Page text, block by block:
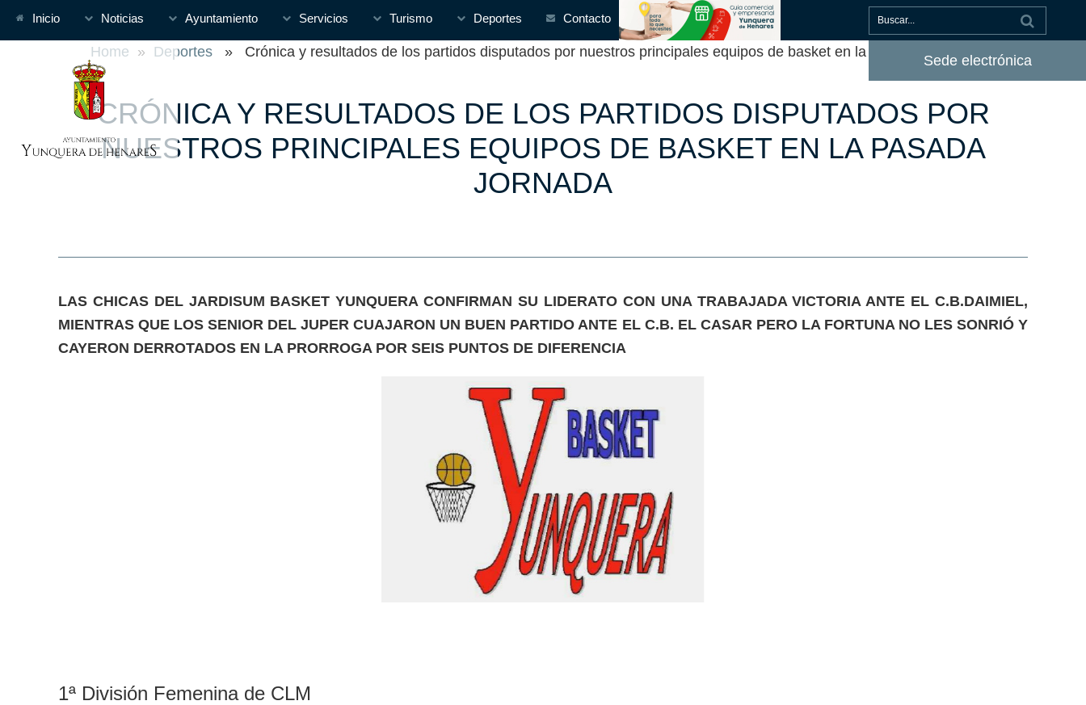
Inicio Noticias Ayuntamiento Servicios Turismo Deportes Contacto
Sede electrónica
Home » Deportes » Crónica y resultados de los partidos disputados por nuestros principales equipos de basket en la pasada jornada
CRÓNICA Y RESULTADOS DE LOS PARTIDOS DISPUTADOS POR
NUESTROS PRINCIPALES EQUIPOS DE BASKET EN LA PASADA
JORNADA
LAS CHICAS DEL JARDISUM BASKET YUNQUERA CONFIRMAN SU LIDERATO CON UNA TRABAJADA VICTORIA ANTE EL C.B.DAIMIEL,
MIENTRAS QUE LOS SENIOR DEL JUPER CUAJARON UN BUEN PARTIDO ANTE EL C.B. EL CASAR PERO LA FORTUNA NO LES SONRIÓ Y
CAYERON DERROTADOS EN LA PRORROGA POR SEIS PUNTOS DE DIFERENCIA
1ª División Femenina de CLM